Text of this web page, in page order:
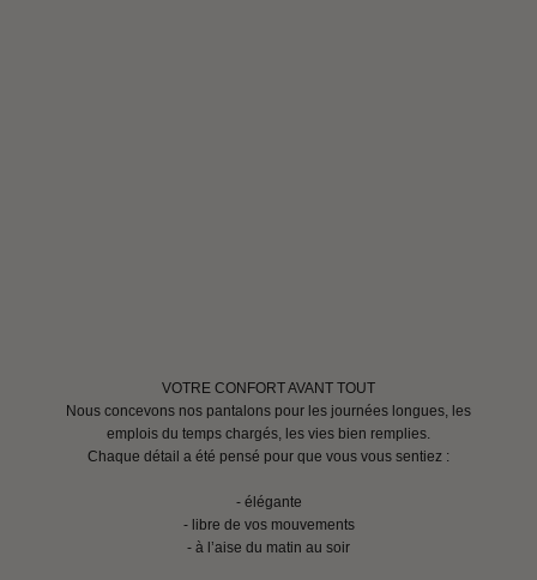
VOTRE CONFORT AVANT TOUT
Nous concevons nos pantalons pour les journées longues, les
emplois du temps chargés, les vies bien remplies.
Chaque détail a été pensé pour que vous vous sentiez :
- élégante
- libre de vos mouvements
- à l’aise du matin au soir